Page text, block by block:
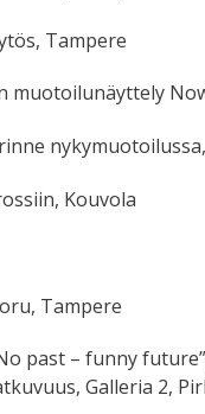
Tampere
muotoilunäyttely
Kouvola
Tampere
past – funny
Galleria 2,